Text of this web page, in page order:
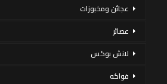
عجائن ومخبوزات
عصائر
لانش بوكس
فواكه